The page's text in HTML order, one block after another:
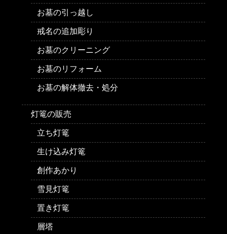
お墓の引っ越し
戒名の追加彫り
お墓のクリーニング
お墓のリフォーム
お墓の解体撤去・処分
灯篭の販売
立ち灯篭
生け込み灯篭
創作あかり
雪見灯篭
置き灯篭
層塔